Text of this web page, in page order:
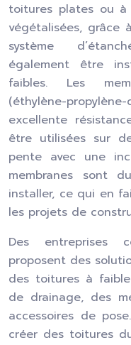
toitures plates ou
végétalisées,
système
également être
faibles. Les
(éthylène-
excellente
être utilisées sur
pente avec une
membranes sont
installer, ce qui en
les projets de
Des entreprises
proposent des
des toitures à
de drainage, des
accessoires de
créer des toitures